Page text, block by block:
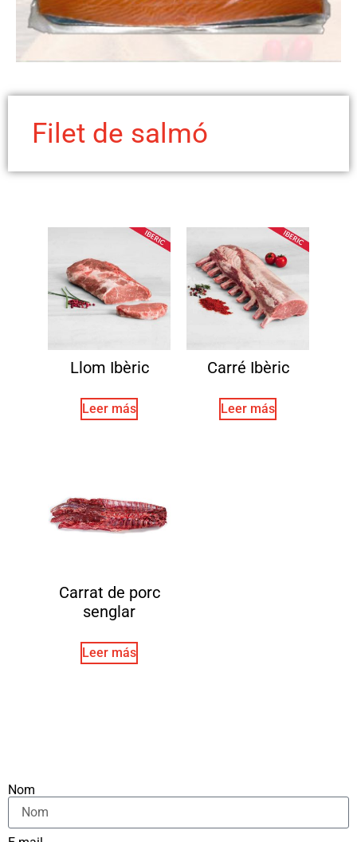
Filet de salmó
Llom Ibèric
Leer más
Carré Ibèric
Leer más
Carrat de porc
senglar
Leer más
Nom